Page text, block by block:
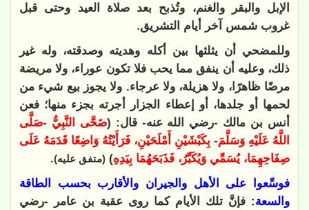
الإبل والبقر والغنم، وتُذبح بعد صلاة العيد وحتى قبل
غروب شمس آخر أيام التشريق.
وللمضحي أن يثلثها بين أكله وهديته وصدقته، وله غير
ذلك، وعليه أن ينفق مما يحب فلا تكون عوراء، ولا مريضة
مرضًا ظاهرًا، ولا هزيلة، ولا عرجاء. ولا يجوز بيع شيء من
لحمها أو جلدها، أو إعطاء الجزار أجرته بجزء منها؛ فعن
أنس بن مالك -رضي الله عنه- قال: (ضَحَّى النَّبِيُّ -صَلَّى
اللَّهُ عَلَيْهِ وَسَلَّمَ- بِكَبْشَيْنِ أَمْلَحَيْنِ، فَرَأَيْتُهُ وَاضِعًا قَدَمَهُ عَلَى
صِفَاحِهِمَا، يُسَمِّي وَيُكَبِّرُ، فَذَبَحَهُمَا بِيَدِهِ) (متفق عليه).
فوسِّعوا على الأهل والجيران والأقارب بحسب الطاقة
والسعة: فإنَّ تلك الأيام كما روى عقبة بن عامر -رضي